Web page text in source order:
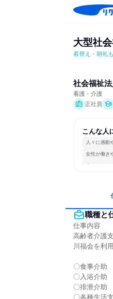
大型社
着替え・朝礼
社会福祉
看護・介護
正社員
こんな人
人々に感動
女性が働き
人とたくさ
職種と
仕事内容
高齢者介護
川福会を利
〇食事介助
〇入浴介助
〇排泄介助
〇各種生活